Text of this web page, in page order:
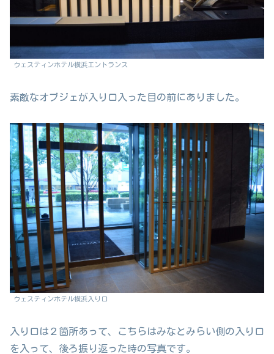
ウェスティンホテル横浜エントランス
素敵なオブジェが入り口入った目の前にありました。
ウェスティンホテル横浜入り口
入り口は２箇所あって、こちらはみなとみらい側の入り口
を入って、後ろ振り返った時の写真です。